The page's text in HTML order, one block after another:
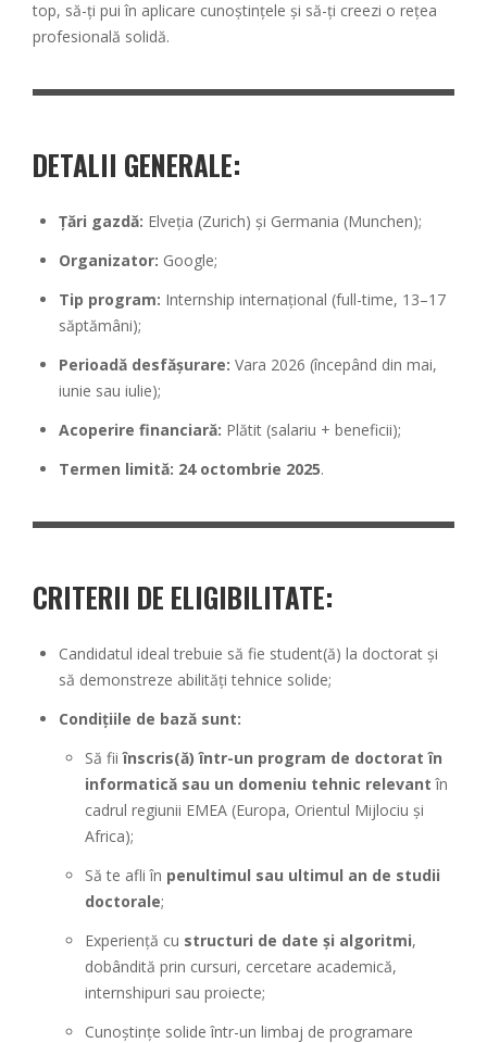
top, să-ți pui în aplicare cunoștințele și să-ți creezi o rețea
profesională solidă.
DETALII GENERALE:
Țări gazdă: Elveția (Zurich) și Germania (Munchen);
Organizator: Google;
Tip program: Internship internațional (full-time, 13–17
săptămâni);
Perioadă desfășurare: Vara 2026 (începând din mai,
iunie sau iulie);
Acoperire financiară: Plătit (salariu + beneficii);
Termen limită: 24 octombrie 2025.
CRITERII DE ELIGIBILITATE:
Candidatul ideal trebuie să fie student(ă) la doctorat și
să demonstreze abilități tehnice solide;
Condițiile de bază sunt:
Să fiiînscris(ă) într-un program de doctorat în
informatică sau un domeniu tehnic relevant în
cadrul regiunii EMEA (Europa, Orientul Mijlociu și
Africa);
Să te afli în penultimul sau ultimul an de studii
doctorale;
Experiență cu structuri de date și algoritmi,
dobândită prin cursuri, cercetare academică,
internshipuri sau proiecte;
Cunoștințe solide într-un limbaj de programare